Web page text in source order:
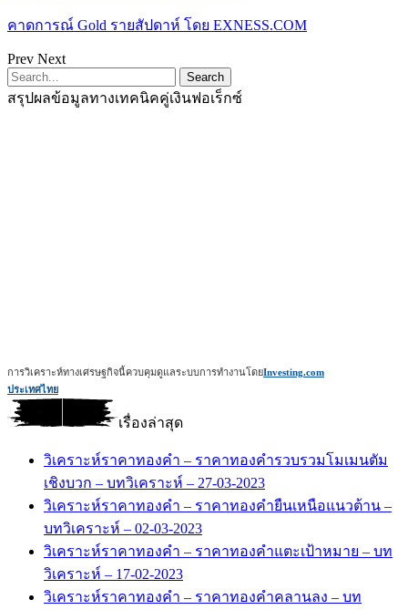
คาดการณ์ Gold รายสัปดาห์ โดย EXNESS.COM
Prev Next
สรุปผลข้อมูลทางเทคนิคคู่เงินฟอเร็กซ์
การวิเคราะห์ทางเศรษฐกิจนี้ควบคุมดูแลระบบการทำงานโดยInvesting.com
ประเทศไทย
เรื่องล่าสุด
วิเคราะห์ราคาทองคำ – ราคาทองคำรวบรวมโมเมนตัม
เชิงบวก – บทวิเคราะห์ – 27-03-2023
วิเคราะห์ราคาทองคำ – ราคาทองคำยืนเหนือแนวต้าน –
บทวิเคราะห์ – 02-03-2023
วิเคราะห์ราคาทองคำ – ราคาทองคำแตะเป้าหมาย – บท
วิเคราะห์ – 17-02-2023
วิเคราะห์ราคาทองคำ – ราคาทองคำคลานลง – บท